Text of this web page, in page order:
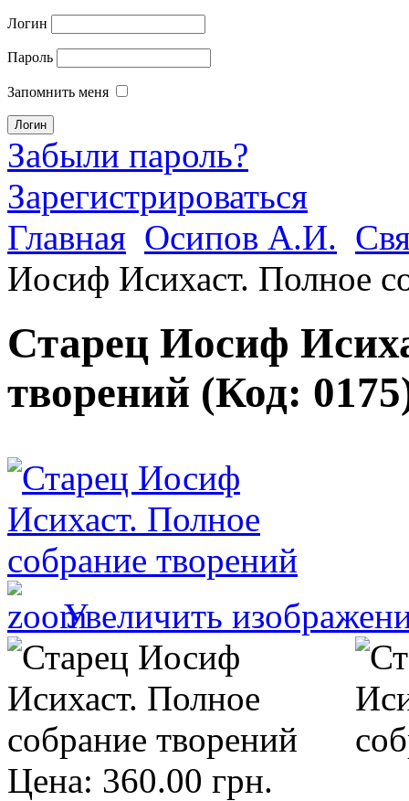
Логин
Пароль
Запомнить меня
Забыли пароль?
Зарегистрироваться
Главная Осипов А.И.
Иосиф Исихаст. Полное
Старец Иосиф
творений (Код: 0175
Увеличить
Цена: 360.00 грн.